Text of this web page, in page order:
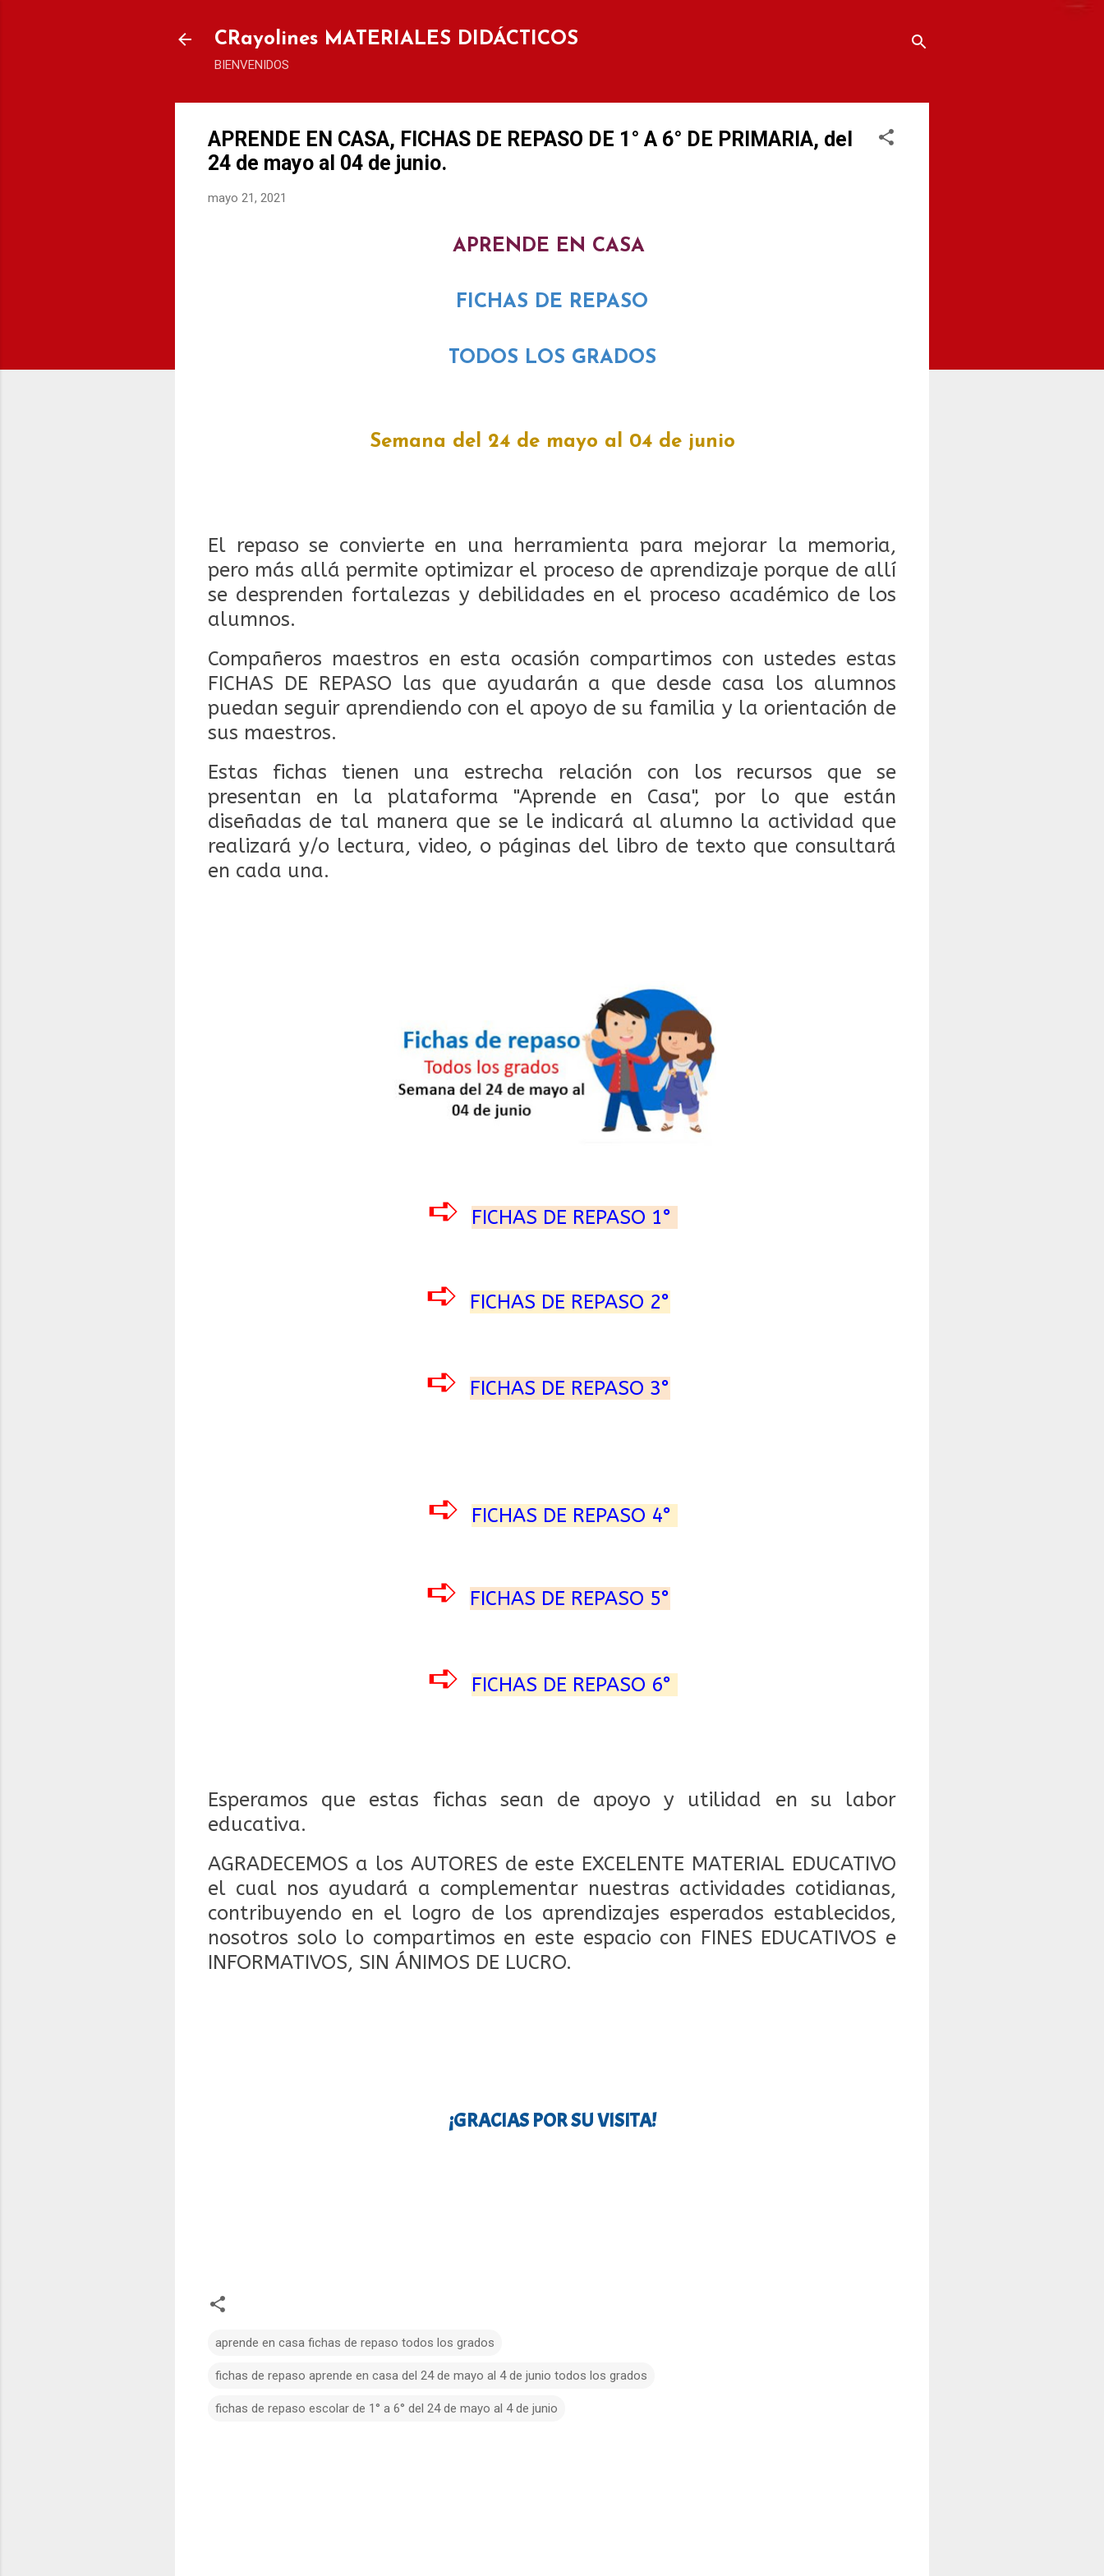
CRayolines MATERIALES DIDÁCTICOS
BIENVENIDOS
APRENDE EN CASA, FICHAS DE REPASO DE 1° A 6° DE PRIMARIA, del
24 de mayo al 04 de junio.
mayo 21, 2021
APRENDE EN CASA
FICHAS DE REPASO
TODOS LOS GRADOS
Semana del 24 de mayo al 04 de junio
El repaso se convierte en una herramienta para mejorar la memoria,
pero más allá permite optimizar el proceso de aprendizaje porque de allí
se desprenden fortalezas y debilidades en el proceso académico de los
alumnos.
Compañeros maestros en esta ocasión compartimos con ustedes estas
FICHAS DE REPASO las que ayudarán a que desde casa los alumnos
puedan seguir aprendiendo con el apoyo de su familia y la orientación de
sus maestros.
Estas fichas tienen una estrecha relación con los recursos que se
presentan en la plataforma "Aprende en Casa", por lo que están
diseñadas de tal manera que se le indicará al alumno la actividad que
realizará y/o lectura, video, o páginas del libro de texto que consultará
en cada una.
➪ FICHAS DE REPASO 1°
➪ FICHAS DE REPASO 2°
➪ FICHAS DE REPASO 3°
➪ FICHAS DE REPASO 4°
➪ FICHAS DE REPASO 5°
➪ FICHAS DE REPASO 6°
Esperamos que estas fichas sean de apoyo y utilidad en su labor
educativa.
AGRADECEMOS a los AUTORES de este EXCELENTE MATERIAL EDUCATIVO
el cual nos ayudará a complementar nuestras actividades cotidianas,
contribuyendo en el logro de los aprendizajes esperados establecidos,
nosotros solo lo compartimos en este espacio con FINES EDUCATIVOS e
INFORMATIVOS, SIN ÁNIMOS DE LUCRO.
¡GRACIAS POR SU VISITA!
aprende en casa fichas de repaso todos los grados
fichas de repaso aprende en casa del 24 de mayo al 4 de junio todos los grados
fichas de repaso escolar de 1° a 6° del 24 de mayo al 4 de junio